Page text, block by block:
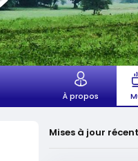
À propos
Mises à jour